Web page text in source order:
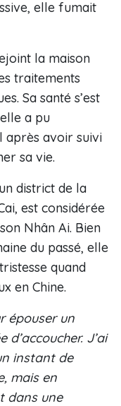
elle fumait
la maison
traitements
Sa santé s’est
a pu
après avoir suivi
sa vie.
district de la
est considérée
Nhân Ai. Bien
du passé, elle
quand
en Chine.
épouser un
d’accoucher. J’ai
instant de
mais en
dans une